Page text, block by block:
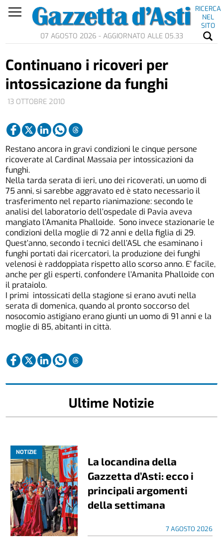
RICERCA
NEL
SITO
07 AGOSTO 2026 - AGGIORNATO ALLE 05.33
13 OTTOBRE 2010
Continuano i ricoveri per
intossicazione da funghi
Restano ancora in gravi condizioni le cinque persone
ricoverate al Cardinal Massaia per intossicazioni da
funghi.
Nella tarda serata di ieri, uno dei ricoverati, un uomo di
75 anni, si sarebbe aggravato ed è stato necessario il
trasferimento nel reparto rianimazione: secondo le
analisi del laboratorio dell’ospedale di Pavia aveva
mangiato l’Amanita Phalloide. Sono invece stazionarie le
condizioni della moglie di 72 anni e della figlia di 29.
Quest’anno, secondo i tecnici dell’ASL che esaminano i
funghi portati dai ricercatori, la produzione dei funghi
velenosi è raddoppiata rispetto allo scorso anno. E’ facile,
anche per gli esperti, confondere l’Amanita Phalloide con
il prataiolo.
I primi intossicati della stagione si erano avuti nella
serata di domenica, quando al pronto soccorso del
nosocomio astigiano erano giunti un uomo di 91 anni e la
moglie di 85, abitanti in città.
Ultime Notizie
NOTIZIE
La locandina della
Gazzetta d’Asti: ecco i
principali argomenti
della settimana
7 AGOSTO 2026